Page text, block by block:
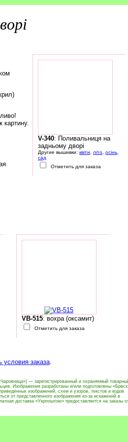
V-340: Поливальниця на
задньому дворі
Другие вышивки: квіти літо осінь
сад
Отметить для заказа
VB-515: вохра (оксамит)
Отметить для заказа
условия заказа.
— зарегистрированный и охраняемый
Изображения разработаны и/или подготовлены
изображений, схем и узоров, текстов и кодов
от представленного изображения из-за искажений в
доставка «Укрпоштою» предоставляется на заказы